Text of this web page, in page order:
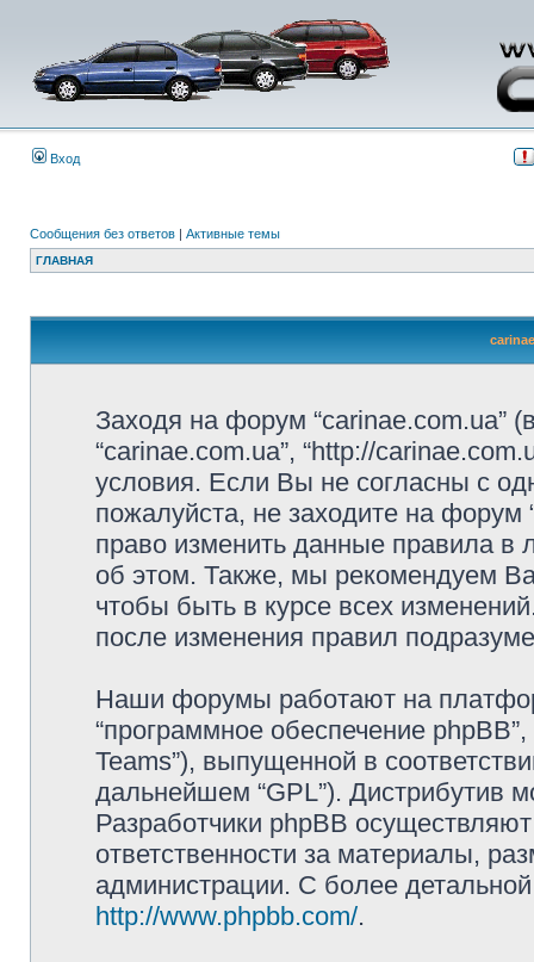
Вход
Сообщения без ответов | Активные темы
ГЛАВНАЯ
Заходя на форум
“carinae.com.ua”, “http://
условия. Если Вы не согласны с
пожалуйста, не заходите на
право изменить данные правила в
об этом. Также, мы рекомендуем
чтобы быть в курсе всех
после изменения правил
Наши форумы работают на
“программное обеспечение
Teams”), выпущенной в
дальнейшем “GPL”). Дистрибутив
Разработчики phpBB
ответственности за материалы,
администрации. С более
http://www.phpbb.com/.